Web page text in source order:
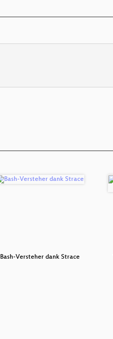
Bash-Versteher dank Strace